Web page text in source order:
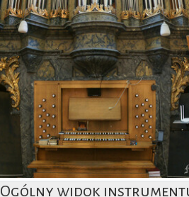
Ogólny widok